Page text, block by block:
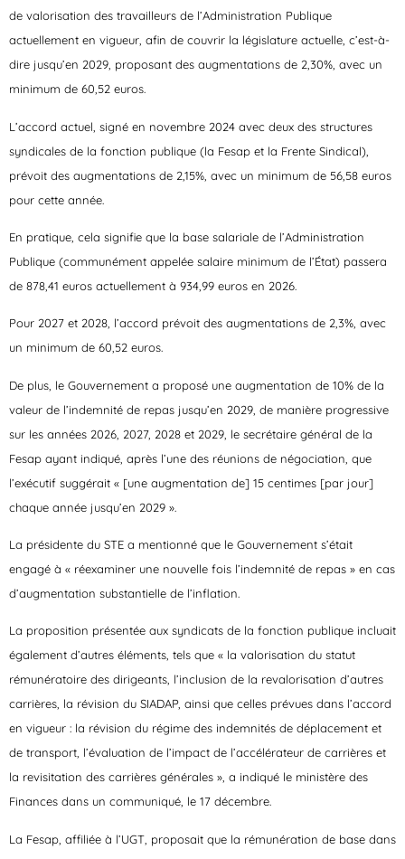
de valorisation des travailleurs de l’Administration Publique
actuellement en vigueur, afin de couvrir la législature actuelle, c’est-à-
dire jusqu’en 2029, proposant des augmentations de 2,30%, avec un
minimum de 60,52 euros.
L’accord actuel, signé en novembre 2024 avec deux des structures
syndicales de la fonction publique (la Fesap et la Frente Sindical),
prévoit des augmentations de 2,15%, avec un minimum de 56,58 euros
pour cette année.
En pratique, cela signifie que la base salariale de l’Administration
Publique (communément appelée salaire minimum de l’État) passera
de 878,41 euros actuellement à 934,99 euros en 2026.
Pour 2027 et 2028, l’accord prévoit des augmentations de 2,3%, avec
un minimum de 60,52 euros.
De plus, le Gouvernement a proposé une augmentation de 10% de la
valeur de l’indemnité de repas jusqu’en 2029, de manière progressive
sur les années 2026, 2027, 2028 et 2029, le secrétaire général de la
Fesap ayant indiqué, après l’une des réunions de négociation, que
l’exécutif suggérait « [une augmentation de] 15 centimes [par jour]
chaque année jusqu’en 2029 ».
La présidente du STE a mentionné que le Gouvernement s’était
engagé à « réexaminer une nouvelle fois l’indemnité de repas » en cas
d’augmentation substantielle de l’inflation.
La proposition présentée aux syndicats de la fonction publique incluait
également d’autres éléments, tels que « la valorisation du statut
rémunératoire des dirigeants, l’inclusion de la revalorisation d’autres
carrières, la révision du SIADAP, ainsi que celles prévues dans l’accord
en vigueur : la révision du régime des indemnités de déplacement et
de transport, l’évaluation de l’impact de l’accélérateur de carrières et
la revisitation des carrières générales », a indiqué le ministère des
Finances dans un communiqué, le 17 décembre.
La Fesap, affiliée à l’UGT, proposait que la rémunération de base dans